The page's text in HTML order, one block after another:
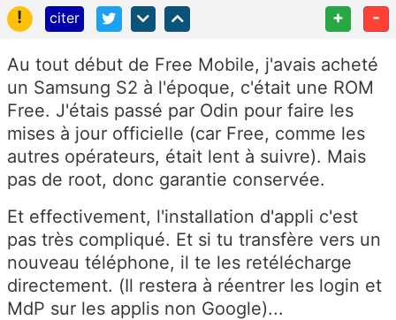
!
citer + -
Au tout début de Free Mobile, j'avais acheté
un Samsung S2 à l'époque, c'était une ROM
Free. J'étais passé par Odin pour faire les
mises à jour officielle (car Free, comme les
autres opérateurs, était lent à suivre). Mais
pas de root, donc garantie conservée.
Et effectivement, l'installation d'appli c'est
pas très compliqué. Et si tu transfère vers un
nouveau téléphone, il te les retélécharge
directement. (Il restera à réentrer les login et
MdP sur les applis non Google)...